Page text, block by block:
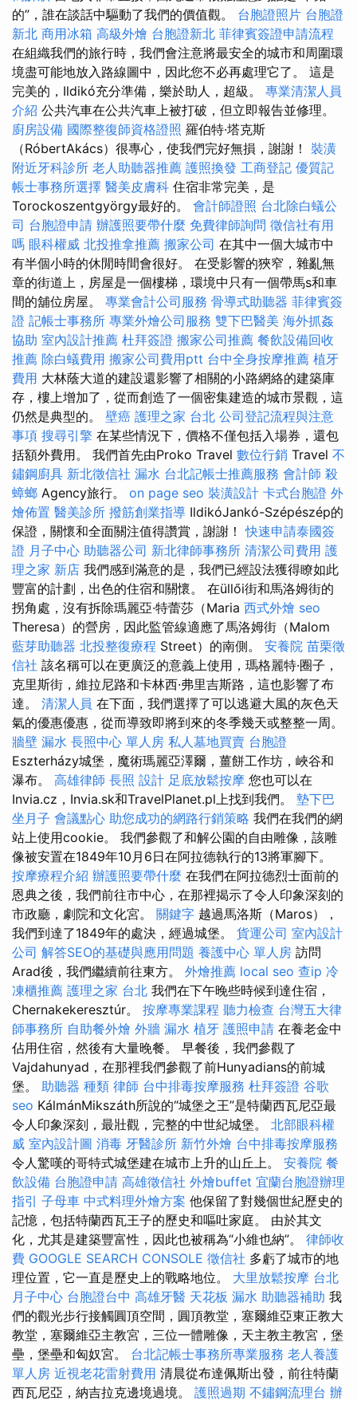
的”，誰在談話中驅動了我們的價值觀。 台胞證照片 台胞證
新北 商用冰箱 高級外燴 台胞證新北 菲律賓簽證申請流程
在組織我們的旅行時，我們會注意將最安全的城市和周圍環
境盡可能地放入路線圖中，因此您不必再處理它了。 這是
完美的，Ildikó充分準備，樂於助人，超級。 專業清潔人員
介紹 公共汽車在公共汽車上被打破，但立即報告並修理。
廚房設備 國際整復師資格證照 羅伯特·塔克斯
（RóbertAkács）很專心，使我們完好無損，謝謝！ 裝潢
附近牙科診所 老人助聽器推薦 護照換發 工商登記 優質記
帳士事務所選擇 醫美皮膚科 住宿非常完美，是
Torockoszentgyörgy最好的。 會計師證照 台北除白蟻公
司 台胞證申請 辦護照要帶什麼 免費律師詢問 徵信社有用
嗎 眼科權威 北投推拿推薦 搬家公司 在其中一個大城市中
有半個小時的休閒時間會很好。 在受影響的狹窄，雜亂無
章的街道上，房屋是一個樓梯，環境中只有一個帶馬s和車
間的舖位房屋。 專業會計公司服務 骨導式助聽器 菲律賓簽
證 記帳士事務所 專業外燴公司服務 雙下巴醫美 海外抓姦
協助 室內設計推薦 杜拜簽證 搬家公司推薦 餐飲設備回收
推薦 除白蟻費用 搬家公司費用ptt 台中全身按摩推薦 植牙
費用 大林蔭大道的建設還影響了相關的小路網絡的建築庫
存，樓上增加了，從而創造了一個密集建造的城市景觀，這
仍然是典型的。 壁癌 護理之家 台北 公司登記流程與注意
事項 搜尋引擎 在某些情況下，價格不僅包括入場券，還包
括額外費用。 我們首先由Proko Travel 數位行銷 Travel 不
鏽鋼廚具 新北徵信社 漏水 台北記帳士推薦服務 會計師 殺
蟑螂 Agency旅行。 on page seo 裝潢設計 卡式台胞證 外
燴佈置 醫美診所 撥筋創業指導 IldikóJankó-Szépészép的
保證，關懷和全面關注值得讚賞，謝謝！快速申請泰國簽
證 月子中心 助聽器公司 新北律師事務所 清潔公司費用 護
理之家 新店 我們感到滿意的是，我們已經設法獲得瞭如此
豐富的計劃，出色的住宿和關懷。 在üllői街和馬洛姆街的
拐角處，沒有拆除瑪麗亞·特蕾莎（Maria 西式外燴 seo
Theresa）的營房，因此監管線適應了馬洛姆街（Malom
藍芽助聽器 北投整復療程 Street）的南側。 安養院 苗栗徵
信社 該名稱可以在更廣泛的意義上使用，瑪格麗特·圈子，
克里斯街，維拉尼路和卡林西·弗里吉斯路，這也影響了布
達。 清潔人員 在下面，我們選擇了可以逃避大風的灰色天
氣的優惠優惠，從而導致即將到來的冬季幾天或整整一周。
牆壁 漏水 長照中心 單人房 私人墓地買賣 台胞證
Eszterházy城堡，魔術瑪麗亞澤爾，薑餅工作坊，峽谷和
瀑布。 高雄律師 長照 設計 足底放鬆按摩 您也可以在
Invia.cz，Invia.sk和TravelPlanet.pl上找到我們。 墊下巴
坐月子 會議點心 助您成功的網路行銷策略 我們在我們的網
站上使用cookie。 我們參觀了和解公園的自由雕像，該雕
像被安置在1849年10月6日在阿拉德執行的13將軍腳下。
按摩療程介紹 辦護照要帶什麼 在我們在阿拉德烈士面前的
恩典之後，我們前往市中心，在那裡揭示了令人印象深刻的
市政廳，劇院和文化宮。 關鍵字 越過馬洛斯（Maros），
我們到達了1849年的處決，經過城堡。 貨運公司 室內設計
公司 解答SEO的基礎與應用問題 養護中心 單人房 訪問
Arad後，我們繼續前往東方。 外燴推薦 local seo 查ip 冷
凍櫃推薦 護理之家 台北 我們在下午晚些時候到達住宿，
Chernakekeresztúr。 按摩專業課程 聽力檢查 台灣五大律
師事務所 自助餐外燴 外牆 漏水 植牙 護照申請 在養老金中
佔用住宿，然後有大量晚餐。 早餐後，我們參觀了
Vajdahunyad，在那裡我們參觀了前Hunyadians的前城
堡。 助聽器 種類 律師 台中排毒按摩服務 杜拜簽證 谷歌
seo KálmánMikszáth所說的“城堡之王”是特蘭西瓦尼亞最
令人印象深刻，最壯觀，完整的中世紀城堡。 北部眼科權
威 室內設計圖 消毒 牙醫診所 新竹外燴 台中排毒按摩服務
令人驚嘆的哥特式城堡建在城市上升的山丘上。 安養院 餐
飲設備 台胞證申請 高雄徵信社 外燴buffet 宜蘭台胞證辦理
指引 子母車 中式料理外燴方案 他保留了對幾個世紀歷史的
記憶，包括特蘭西瓦王子的歷史和嘔吐家庭。 由於其文
化，尤其是建築豐富性，因此也被稱為“小維也納”。 律師收
費 GOOGLE SEARCH CONSOLE 徵信社 多虧了城市的地
理位置，它一直是歷史上的戰略地位。 大里放鬆按摩 台北
月子中心 台胞證台中 高雄牙醫 天花板 漏水 助聽器補助 我
們的觀光步行接觸圓頂空間，圓頂教堂，塞爾維亞東正教大
教堂，塞爾維亞主教宮，三位一體雕像，天主教主教宮，堡
壘，堡壘和匈奴宮。 台北記帳士事務所專業服務 老人養護
單人房 近視老花雷射費用 清晨從布達佩斯出發，前往特蘭
西瓦尼亞，納吉拉克邊境過境。 護照過期 不鏽鋼流理台 辦